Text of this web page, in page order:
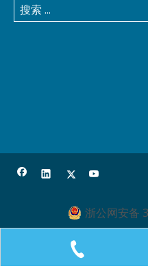
浙公网安备
© 2020 安吉慧峰医用敷料有